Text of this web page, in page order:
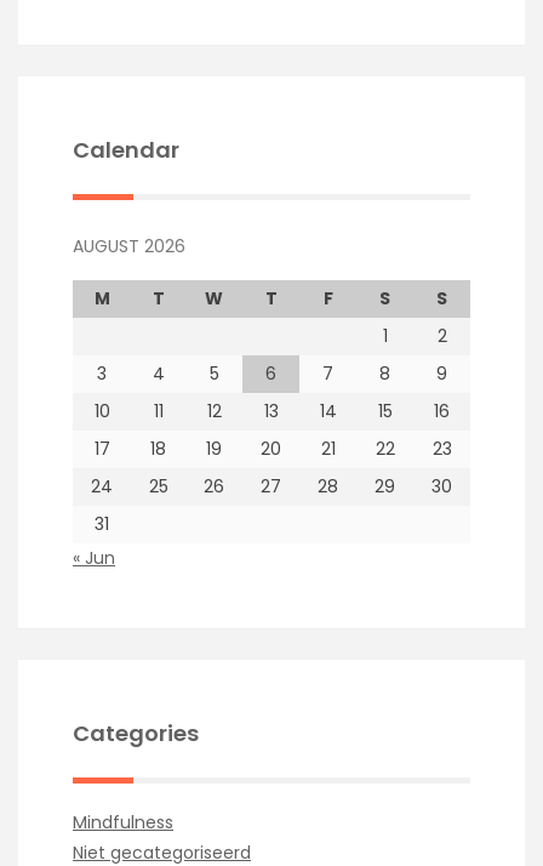
Calendar
AUGUST 2026
M T W T F S
S
1
2
3
4 5 6 7 8
9
10
11 12 13 14 15
16
17
18 19 20 21 22
23
24
25 26 27 28 29
30
31
« Jun
Categories
Mindfulness
Niet gecategoriseerd